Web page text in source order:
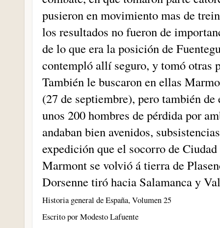
pusieron en movimiento mas de
los resultados no fueron de
de lo que era la posición de
contempló allí seguro, y tomó otras
También le buscaron en ellas
(27 de septiembre), pero también
unos 200 hombres de pérdida por
andaban bien avenidos,
expedición que el socorro de
Marmont se volvió á tierra de
Dorsenne tiró hacia Salamanca y
Historia general de España, Volumen 25
Escrito por Modesto Lafuente